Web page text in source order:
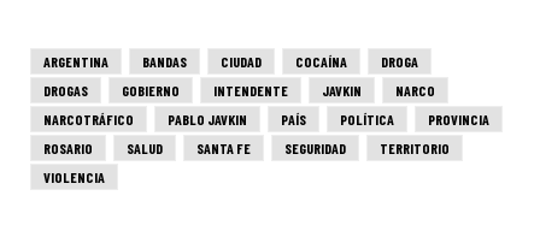
ARGENTINA BANDAS CIUDAD COCAÍNA
DROGA
DROGAS
GOBIERNO INTENDENTE JAVKIN
NARCO
NARCOTRÁFICO
PABLO JAVKIN PAÍS POLÍTICA
PROVINCIA
ROSARIO
SALUD SANTA FE SEGURIDAD
TERRITORIO
VIOLENCIA